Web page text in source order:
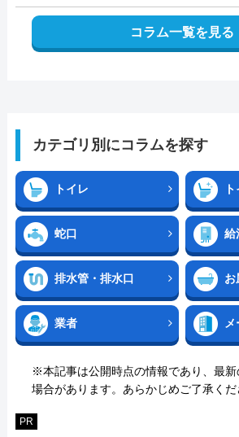
コラム一覧を見る
カテゴリ別にコラムを探す
トイレ
蛇口 給
排水管・排水口 お
業者
※本記事は公開時点の情報であり、最
場合があります。あらかじめご了承くだ
PR